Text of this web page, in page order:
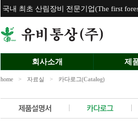
국내 최초 산림장비 전문기업(The first
회사소개 제
home > 자료실 > 카다로그(Catalog)